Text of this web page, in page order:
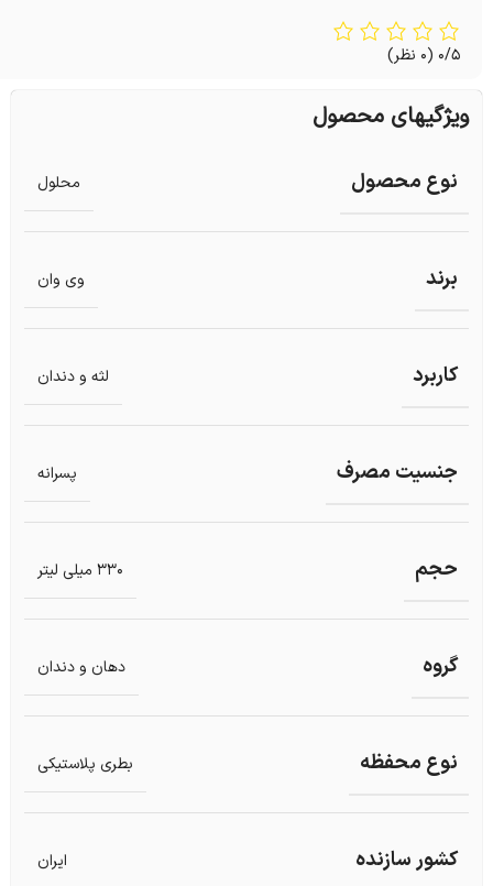
0/5 (0 نظر)
ویژگیهای محصول
نوع محصول محلول
برند وی وان
کاربرد لثه و دندان
جنسیت مصرف پسرانه
حجم 330 میلی لیتر
گروه دهان و دندان
نوع محفظه بطری پلاستیکی
کشور سازنده ایران